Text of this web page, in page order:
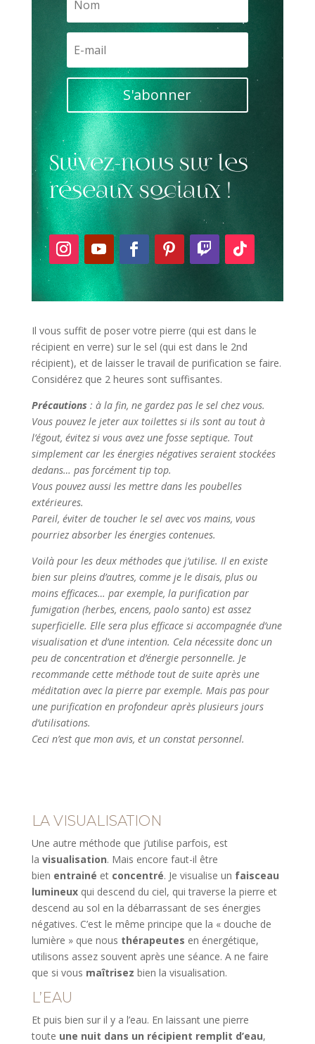
S'abonner
Suivez-nous sur les
réseaux sociaux !
Il vous suffit de poser votre pierre (qui est dans le
récipient en verre) sur le sel (qui est dans le 2nd
récipient), et de laisser le travail de purification se faire.
Considérez que 2 heures sont suffisantes.
Précautions : à la fin, ne gardez pas le sel chez vous.
Vous pouvez le jeter aux toilettes si ils sont au tout à
l’égout, évitez si vous avez une fosse septique. Tout
simplement car les énergies négatives seraient stockées
dedans… pas forcément tip top.
Vous pouvez aussi les mettre dans les poubelles
extérieures.
Pareil, éviter de toucher le sel avec vos mains, vous
pourriez absorber les énergies contenues.
Voilà pour les deux méthodes que j’utilise. Il en existe
bien sur pleins d’autres, comme je le disais, plus ou
moins efficaces… par exemple, la purification par
fumigation (herbes, encens, paolo santo) est assez
superficielle. Elle sera plus efficace si accompagnée d’une
visualisation et d’une intention. Cela nécessite donc un
peu de concentration et d’énergie personnelle. Je
recommande cette méthode tout de suite après une
méditation avec la pierre par exemple. Mais pas pour
une purification en profondeur après plusieurs jours
d’utilisations.
Ceci n’est que mon avis, et un constat personnel.
LA VISUALISATION
Une autre méthode que j’utilise parfois, est
la visualisation. Mais encore faut-il être
bien entrainé et concentré. Je visualise un faisceau
lumineux qui descend du ciel, qui traverse la pierre et
descend au sol en la débarrassant de ses énergies
négatives. C’est le même principe que la « douche de
lumière » que nous thérapeutes en énergétique,
utilisons assez souvent après une séance. A ne faire
que si vous maîtrisez bien la visualisation.
L’EAU
Et puis bien sur il y a l’eau. En laissant une pierre
toute une nuit dans un récipient remplit d’eau,